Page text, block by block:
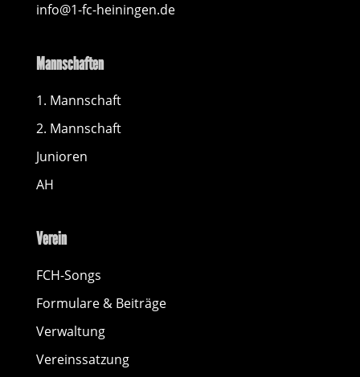
info@1-fc-heiningen.de
Mannschaften
1. Mannschaft
2. Mannschaft
Junioren
AH
Verein
FCH-Songs
Formulare & Beiträge
Verwaltung
Vereinssatzung